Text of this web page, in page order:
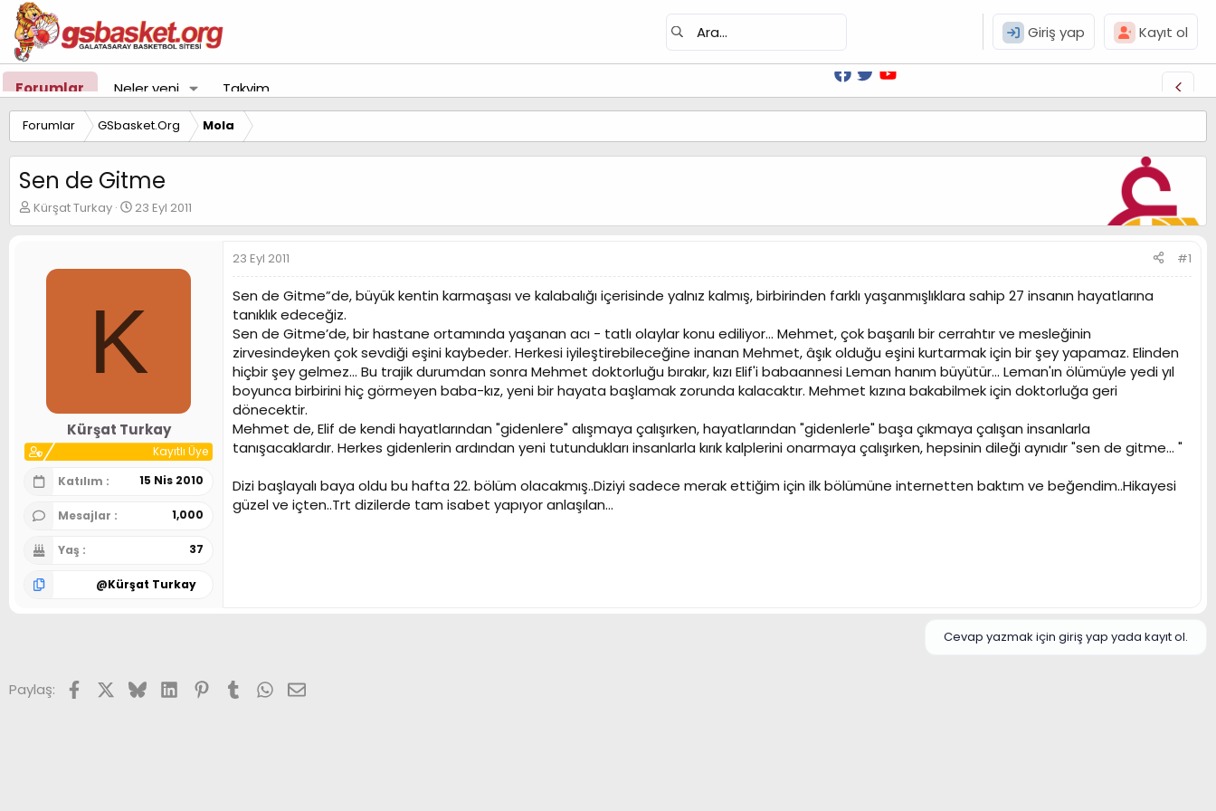
Giriş yap Kayıt ol
Forumlar Neler yeni Takvim
Forumlar GSbasket.Org Mola
Sen de Gitme
K
o
Kürşat Turkay
B
a
a
ı
t
a
h
i
23 Eyl 2011
K
Kürşat Turkay
Kayıtlı Üye
Katılım
15 Nis 2010
Mesajlar 1,000
Yaş 37
@Kürşat Turkay
23 Eyl 2011 #1
Sen de Gitme”de, büyük kentin karmaşası ve kalabalığı içerisinde yalnız kalmış, birbirinden farklı yaşanmışlıklara sahip 27 insanın hayatlarına
tanıklık edeceğiz.
Sen de Gitme’de, bir hastane ortamında yaşanan acı - tatlı olaylar konu ediliyor… Mehmet, çok başarılı bir cerrahtır ve mesleğinin
zirvesindeyken çok sevdiği eşini kaybeder. Herkesi iyileştirebileceğine inanan Mehmet, âşık olduğu eşini kurtarmak için bir şey yapamaz. Elinden
hiçbir şey gelmez… Bu trajik durumdan sonra Mehmet doktorluğu bırakır, kızı Elif'i babaannesi Leman hanım büyütür… Leman'ın ölümüyle yedi yıl
boyunca birbirini hiç görmeyen baba-kız, yeni bir hayata başlamak zorunda kalacaktır. Mehmet kızına bakabilmek için doktorluğa geri
dönecektir.
Mehmet de, Elif de kendi hayatlarından "gidenlere" alışmaya çalışırken, hayatlarından "gidenlerle" başa çıkmaya çalışan insanlarla
tanışacaklardır. Herkes gidenlerin ardından yeni tutundukları insanlarla kırık kalplerini onarmaya çalışırken, hepsinin dileği aynıdır "sen de gitme… "
Dizi başlayalı baya oldu bu hafta 22. bölüm olacakmış..Diziyi sadece merak ettiğim için ilk bölümüne internetten baktım ve beğendim..Hikayesi
güzel ve içten..Trt dizilerde tam isabet yapıyor anlaşılan...
Cevap yazmak için giriş yap yada kayıt ol.
Paylaş: FacebookX (Twitter)
BlueskyLinkedInPinterest
Tumblr WhatsApp
E-posta